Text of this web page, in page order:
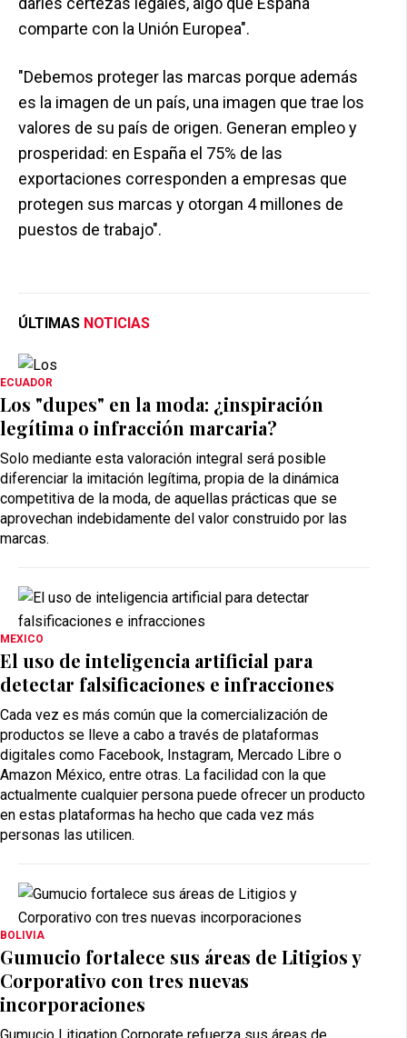
comparte con la Unión Europea".
"Debemos proteger las marcas porque además
es la imagen de un país, una imagen que trae los
valores de su país de origen. Generan empleo y
prosperidad: en España el 75% de las
exportaciones corresponden a empresas que
protegen sus marcas y otorgan 4 millones de
puestos de trabajo".
ÚLTIMAS NOTICIAS
ECUADOR
Los "dupes" en la moda: ¿inspiración
legítima o infracción marcaria?
Solo mediante esta valoración integral será posible
diferenciar la imitación legítima, propia de la dinámica
competitiva de la moda, de aquellas prácticas que se
aprovechan indebidamente del valor construido por las
marcas.
MEXICO
El uso de inteligencia artificial para
detectar falsificaciones e infracciones
Cada vez es más común que la comercialización de
productos se lleve a cabo a través de plataformas
digitales como Facebook, Instagram, Mercado Libre o
Amazon México, entre otras. La facilidad con la que
actualmente cualquier persona puede ofrecer un producto
en estas plataformas ha hecho que cada vez más
personas las utilicen.
BOLIVIA
Gumucio fortalece sus áreas de Litigios y
Corporativo con tres nuevas
incorporaciones